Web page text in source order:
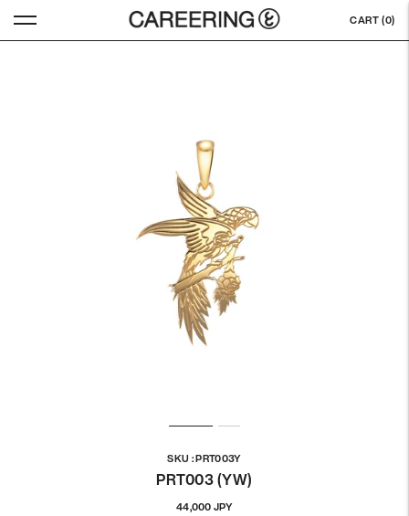
CART (0)
SKU : PRT003Y
PRT003 (YW)
44,000 JPY정